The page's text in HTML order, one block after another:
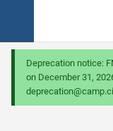
Deprecation notice:
on December 31,